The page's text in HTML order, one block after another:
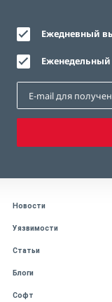
Ежедневный
Еженедельный
Новости
Уязвимости
Статьи
Блоги
Софт